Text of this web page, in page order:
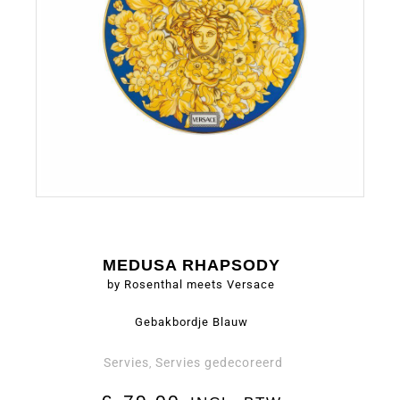
MEDUSA RHAPSODY
by Rosenthal meets Versace
Gebakbordje Blauw
Servies, Servies gedecoreerd